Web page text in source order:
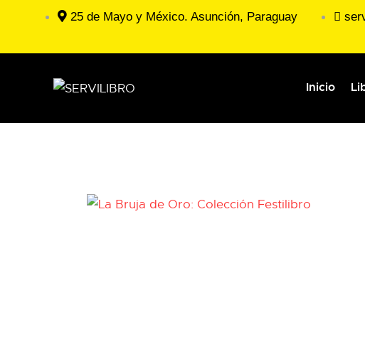
25 de Mayo y México. Asunción, Paraguay
Inicio